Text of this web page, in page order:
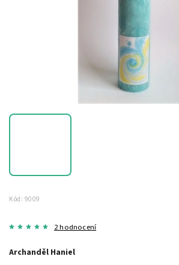
Kód: 9009
2 hodnocení
Archanděl Haniel